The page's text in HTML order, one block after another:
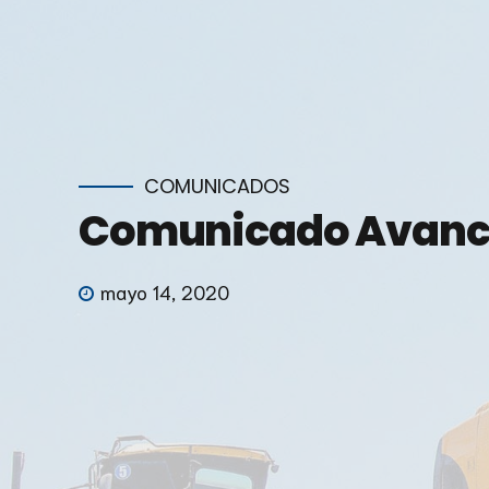
COMUNICADOS
Comunicado
mayo 14, 2020